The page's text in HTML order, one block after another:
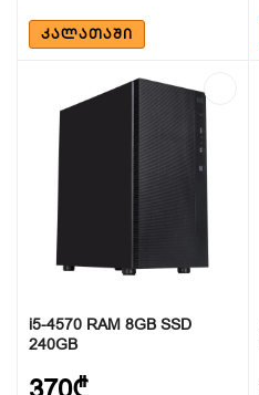
ᲙᲐᲚᲐᲗᲐᲨᲘ
i5-4570 RAM 8GB SSD
240GB